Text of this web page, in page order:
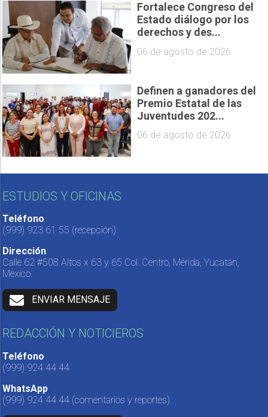
Fortalece Congreso del
Estado diálogo por los
derechos y des...
06 de agosto de 2026
Definen a ganadores del
Premio Estatal de las
Juventudes 202...
06 de agosto de 2026
ESTUDIOS Y OFICINAS
Teléfono
(999) 923 61 55 (recepción)
Dirección
Calle 62 #508 Altos x 63 y 65 Col. Centro, Mérida, Yucatán,
México.
ENVIAR MENSAJE
REDACCIÓN Y NOTICIEROS
Teléfono
(999) 924 44 44
WhatsApp
(999) 924 44 44 (comentarios y reportes)